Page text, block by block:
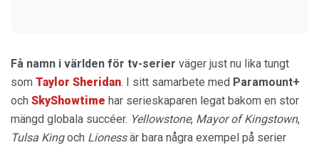
Få namn i världen för tv-serier väger just nu lika tungt
som Taylor Sheridan. I sitt samarbete med Paramount+
och SkyShowtime har serieskaparen legat bakom en stor
mängd globala succéer. Yellowstone, Mayor of Kingstown,
Tulsa Kingoch Lionessär bara några exempel på serier